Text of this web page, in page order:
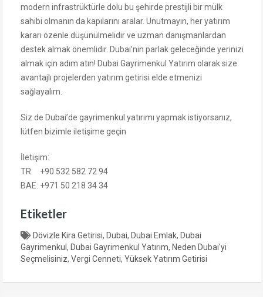
modern infrastrüktürle dolu bu şehirde prestijli bir mülk
sahibi olmanın da kapılarını aralar. Unutmayın, her yatırım
kararı özenle düşünülmelidir ve uzman danışmanlardan
destek almak önemlidir. Dubai’nin parlak geleceğinde yerinizi
almak için adım atın! Dubai Gayrimenkul Yatırım olarak size
avantajlı projelerden yatırım getirisi elde etmenizi
sağlayalım.
Siz de Dubai’de gayrimenkul yatırımı yapmak istiyorsanız,
lütfen bizimle iletişime geçin
İletişim:
TR: +90 532 582 72 94
BAE: +971 50 218 34 34
Etiketler
Dövizle Kira Getirisi, Dubai, Dubai Emlak, Dubai
Gayrimenkul, Dubai Gayrimenkul Yatırım, Neden Dubai'yi
Seçmelisiniz, Vergi Cenneti, Yüksek Yatırım Getirisi